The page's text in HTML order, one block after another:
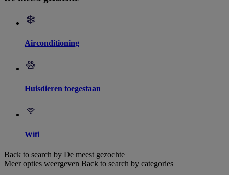
Airconditioning
Huisdieren toegestaan
Wifi
Back to search by De meest gezochte
Meer opties weergeven Back to search by categories